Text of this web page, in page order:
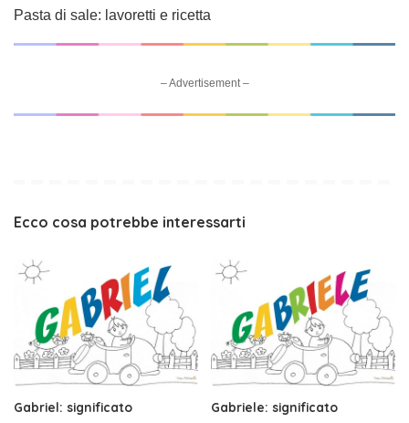
Pasta di sale: lavoretti e ricetta
– Advertisement –
Ecco cosa potrebbe interessarti
Gabriel: significato Gabriele: significato